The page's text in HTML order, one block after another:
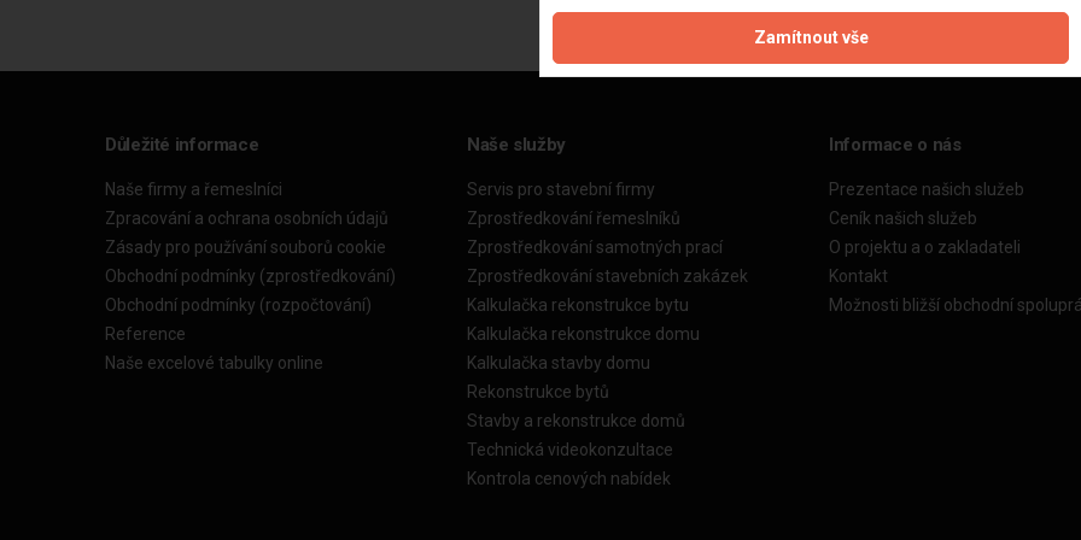
Důležité informace
Naše firmy a řemeslníci
Zpracování a ochrana osobních údajů
Zásady pro používání souborů cookie
Obchodní podmínky (zprostředkování)
Obchodní podmínky (rozpočtování)
Reference
Naše excelové tabulky online
Naše služby
Servis pro stavební firmy
Zprostředkování řemeslníků
Zprostředkování samotných prací
Zprostředkování stavebních zakázek
Kalkulačka rekonstrukce bytu
Kalkulačka rekonstrukce domu
Kalkulačka stavby domu
Rekonstrukce bytů
Stavby a rekonstrukce domů
Technická videokonzultace
Kontrola cenových nabídek
Informace o nás
Prezentace našich služeb
Ceník našich služeb
O projektu a o zakladateli
Kontakt
Možnosti bližší obchodní
Zamítnout vše